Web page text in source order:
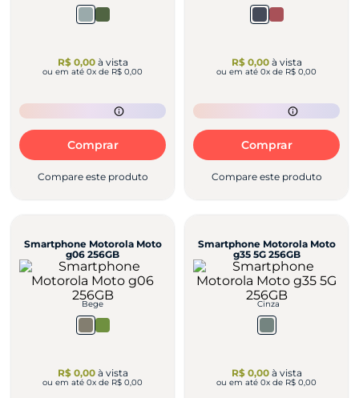
R$ 0,00à vista
ou em até 0x de R$ 0,00
Comprar
Compare este produto
R$ 0,00à vista
ou em até 0x de R$ 0,00
Comprar
Compare este produto
Smartphone Motorola Moto
g06 256GB
Bege
R$ 0,00à vista
ou em até 0x de R$ 0,00
Smartphone Motorola Moto
g35 5G 256GB
Cinza
R$ 0,00à vista
ou em até 0x de R$ 0,00